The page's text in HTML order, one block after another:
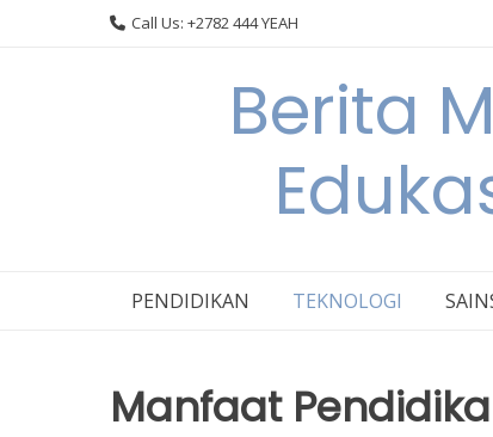
Call Us: +2782 444 YEAH
Berita
PENDIDIKAN TEKNOLOGI
Manfaat